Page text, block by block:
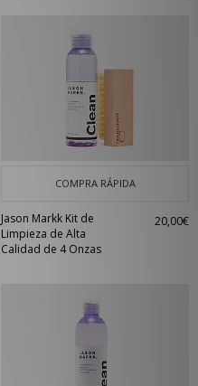
COMPRA RÁPIDA
Jason Markk Kit de
Limpieza de Alta
Calidad de 4 Onzas
20,00€